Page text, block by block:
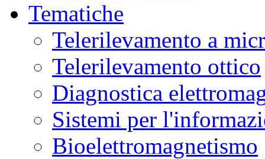
Tematiche
Telerilevamento a
Telerilevamento ottico
Diagnostica
Sistemi per
Bioelettromagnetismo